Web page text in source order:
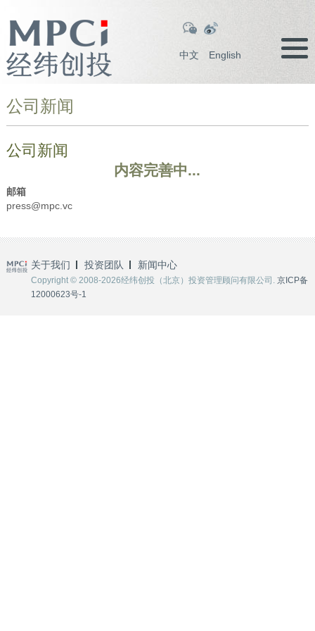
中文 English
公司新闻
公司新闻
内容完善中...
邮箱
press@mpc.vc
关于我们 投资团队 新闻中心
Copyright © 2008-2026经纬创投（北京）投资管理顾问有限公司. 京ICP备
12000623号-1